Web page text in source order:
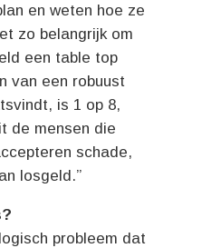
en weten hoe ze
zo belangrijk om
een table top
van een robuust
is 1 op 8,
de mensen die
schade,
losgeld.”
probleem dat